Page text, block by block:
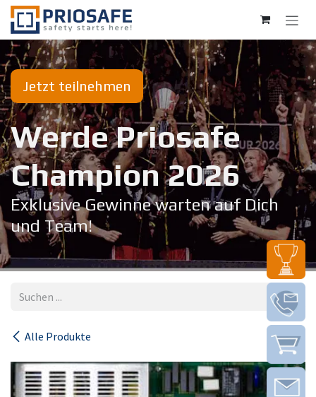
Zum Inhalt springen
Jetzt teilnehmen
Werde Priosafe
Champion 20​26
Exklusive Gewinne warten auf Dich
und Team!
Alle Produkte